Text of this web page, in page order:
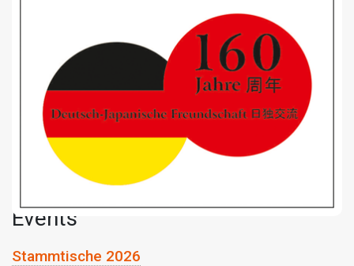
Events
Stammtische 2026